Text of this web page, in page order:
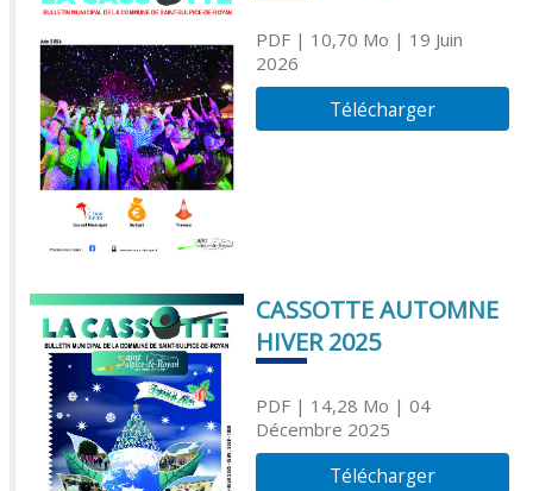
PDF| 10,70 Mo | 19 Juin
2026
Télécharger
CASSOTTE AUTOMNE
HIVER 2025
PDF| 14,28 Mo | 04
Décembre 2025
Télécharger